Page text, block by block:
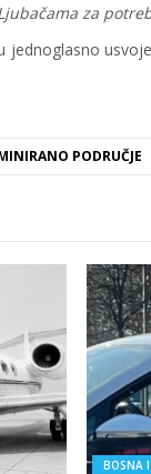
za
jednoglasno
PODRUČJE
BOSNA I